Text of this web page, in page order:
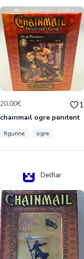
20.00€ 1
chainmail ogre penitent
figurine ogre
Delfiar